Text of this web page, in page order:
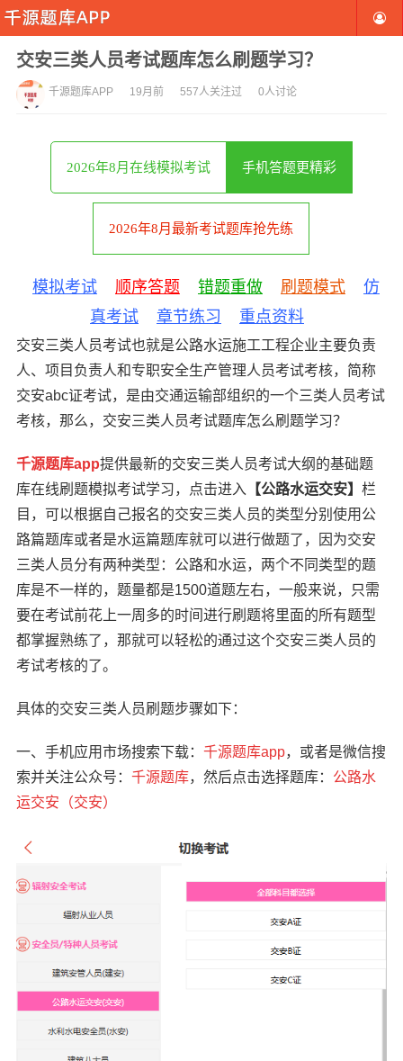
交安三类人员考试题库怎么刷题学习？
千源题库APP 19月前 557人关注过 0人讨论
2026年8月在线模拟考试 手机答题更精彩
2026年8月最新考试题库抢先练
模拟考试 顺序答题 错题重做 刷题模式
仿
真考试
章节练习 重点资料
交安三类人员考试也就是公路水运施工工程企业主要负责
人、项目负责人和专职安全生产管理人员考试考核，简称
交安abc证考试，是由交通运输部组织的一个三类人员考试
考核，那么，交安三类人员考试题库怎么刷题学习？
千源题库app提供最新的交安三类人员考试大纲的基础题
库在线刷题模拟考试学习，点击进入
【公路水运交安】 栏
目，可以根据自己报名的交安三类人员的类型分别使用公
路篇题库或者是水运篇题库就可以进行做题了，因为交安
三类人员分有两种类型：公路和水运，两个不同类型的题
库是不一样的，题量都是1500道题左右，一般来说，只需
要在考试前花上一周多的时间进行刷题将里面的所有题型
都掌握熟练了，那就可以轻松的通过这个交安三类人员的
考试考核的了。
具体的交安三类人员刷题步骤如下：
一、手机应用市场搜索下载： 千源题库app，或者是微信搜
索并关注公众号： 千源题库，然后点击选择题库： 公路水
运交安（交安）